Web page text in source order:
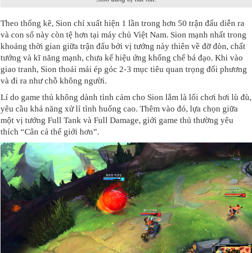
Theo thống kê, Sion chỉ xuất hiện 1 lần trong hơn 50 trận đấu diễn ra
và con số này còn tệ hơn tại máy chủ Việt Nam. Sion mạnh nhất trong
khoảng thời gian giữa trận đấu bởi vị tướng này thiên về đỡ đòn, chất
tướng và kĩ năng mạnh, chưa kể hiệu ứng khống chế bá đạo. Khi vào
giao tranh, Sion thoải mái ép góc 2-3 mục tiêu quan trọng đối phương
và đi ra như chỗ không người.
Lí do game thủ không dành tình cảm cho Sion lắm là lối chơi hơi lù đù,
yêu cầu khả năng xử lí tình huống cao. Thêm vào đó, lựa chọn giữa
một vị tướng Full Tank và Full Damage, giới game thủ thường yêu
thích “Cân cả thế giới hơn”.